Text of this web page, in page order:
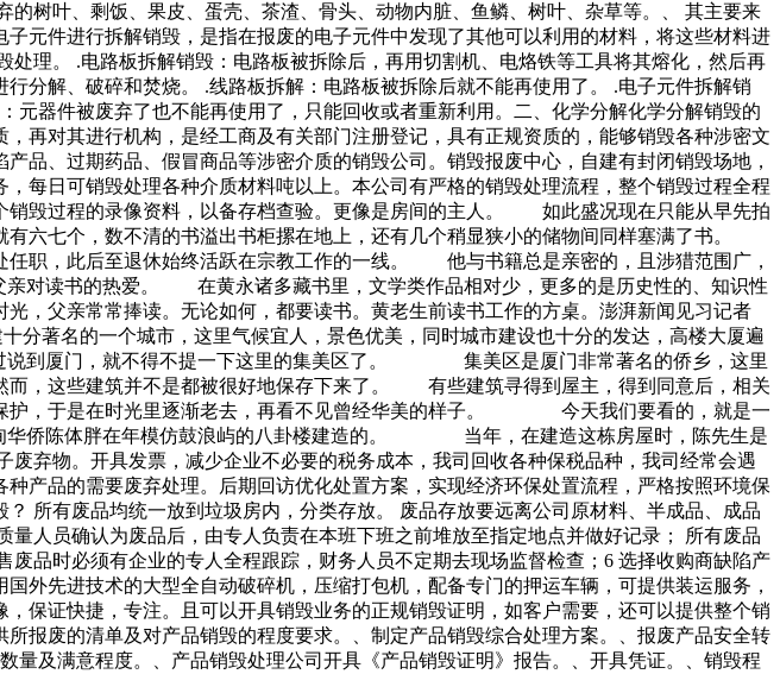
树叶、剩饭、果皮、蛋壳、茶渣、骨头、动物内脏、鱼鳞、树叶、杂草等。、 其主要来
元件进行拆解销毁，是指在报废的电子元件中发现了其他可以利用的材料，将这些材料进
理。 .电路板拆解销毁：电路板被拆除后，再用切割机、电烙铁等工具将其熔化，然后再
分解、破碎和焚烧。 .线路板拆解：电路板被拆除后就不能再使用了。 .电子元件拆解销
器件被废弃了也不能再使用了，只能回收或者重新利用。二、化学分解化学分解销毁的
再对其进行机构，是经工商及有关部门注册登记，具有正规资质的，能够销毁各种涉密文
品、过期药品、假冒商品等涉密介质的销毁公司。销毁报废中心，自建有封闭销毁场地，
每日可销毁处理各种介质材料吨以上。本公司有严格的销毁处理流程，整个销毁过程全程
销毁过程的录像资料，以备存档查验。更像是房间的主人。 如此盛况现在只能从早先拍
有六七个，数不清的书溢出书柜摞在地上，还有几个稍显狭小的储物间同样塞满了书。
任职，此后至退休始终活跃在宗教工作的一线。 他与书籍总是亲密的，且涉猎范围广，
对读书的热爱。 在黄永诸多藏书里，文学类作品相对少，更多的是历史性的、知识性
，父亲常常捧读。无论如何，都要读书。黄老生前读书工作的方桌。澎湃新闻见习记者
著名的一个城市，这里气候宜人，景色优美，同时城市建设也十分的发达，高楼大厦遍
过说到厦门，就不得不提一下这里的集美区了。 集美区是厦门非常著名的侨乡，这里
而，这些建筑并不是都被很好地保存下来了。 有些建筑寻得到屋主，得到同意后，相关
保护，于是在时光里逐渐老去，再看不见曾经华美的样子。 今天我们要看的，就是一
华侨陈体胖在年模仿鼓浪屿的八卦楼建造的。 当年，在建造这栋房屋时，陈先生是
弃物。开具发票，减少企业不必要的税务成本，我司回收各种保税品种，我司经常会遇
产品的需要废弃处理。后期回访优化处置方案，实现经济环保处置流程，严格按照环境保
所有废品均统一放到垃圾房内，分类存放。 废品存放要远离公司原材料、半成品、成品
人员确认为废品后，由专人负责在本班下班之前堆放至指定地点并做好记录； 所有废品
品时必须有企业的专人全程跟踪，财务人员不定期去现场监督检查；6 选择收购商缺陷产
外先进技术的大型全自动破碎机，压缩打包机，配备专门的押运车辆，可提供装运服务，
保证快捷，专注。且可以开具销毁业务的正规销毁证明，如客户需要，还可以提供整个销
报废的清单及对产品销毁的程度要求。、制定产品销毁综合处理方案。、报废产品安全转
及满意程度。、产品销毁处理公司开具《产品销毁证明》报告。、开具凭证。、销毁程